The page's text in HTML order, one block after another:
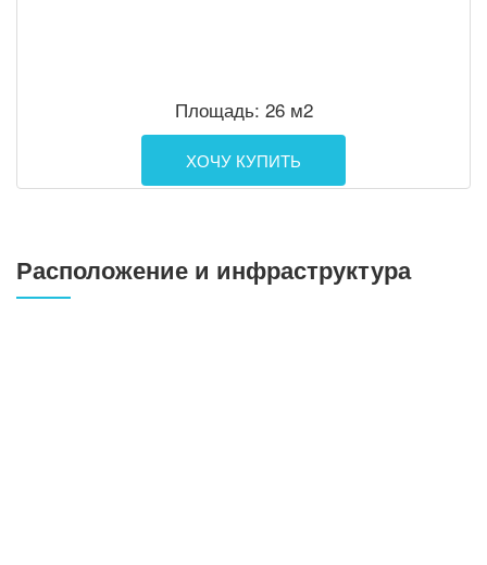
Площадь: 26 м2
ХОЧУ КУПИТЬ
Расположение и инфраструктура